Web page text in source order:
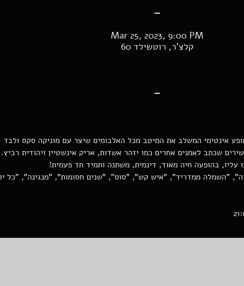
-
Mar 25, 2023, 9:00 PM
קלצ'ר, רוטשילד 60
-
אינטימי המשלב את המיטב מכל האלבומים שיצר עם מוניקה סקס
שכתב לאמנים אחרים כמו יזהר אשדות, אריק אינשטיין ויהודית
עליו, בהופעה חיה מאוד, דינמית, משתנה ותמיד חד פעמית!
"השמלה ממדריד", "איש קש", "סוס", "שנים חסומות", "מנגינה", "כל